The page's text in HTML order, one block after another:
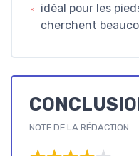
idéal pour les
cherchent
NOTE DE LA RÉDACTION